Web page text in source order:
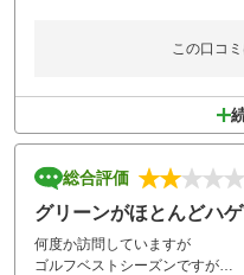
この口コ
総合評価
グリーンがほとんどハ
何度か訪問していますが
ゴルフベストシーズンですが